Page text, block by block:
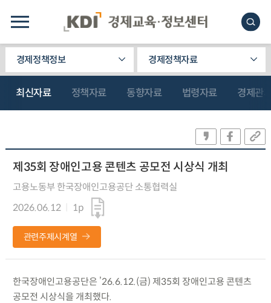
경제정책정보 경제정책자료
최신자료 정책자료 동향자료 법령자료 경제관
제35회 장애인고용 콘텐츠 공모전 시상식 개최
고용노동부 한국장애인고용공단 소통협력실
2026.06.12
1p
관련주제시계열
한국장애인고용공단은 ’26.6.12.(금) 제35회 장애인고용 콘텐츠
공모전 시상식을 개최했다.